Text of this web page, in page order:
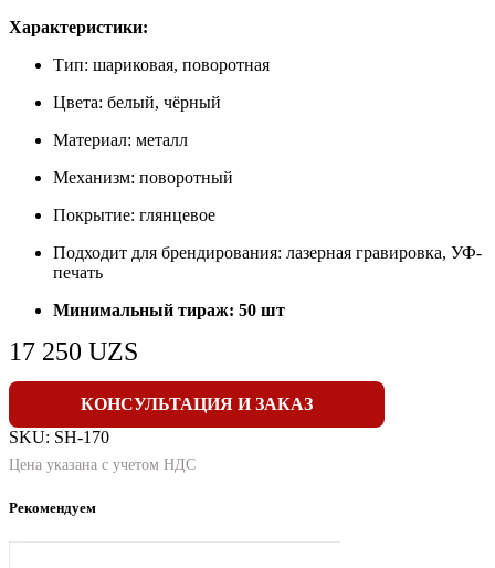
Характеристики:
Тип: шариковая, поворотная
Цвета: белый, чёрный
Материал: металл
Механизм: поворотный
Покрытие: глянцевое
Подходит для брендирования: лазерная гравировка, УФ-
печать
Минимальный тираж: 50 шт
17 250 UZS
КОНСУЛЬТАЦИЯ И ЗАКАЗ
SKU: SH-170
Цена указана с учетом НДС
Рекомендуем